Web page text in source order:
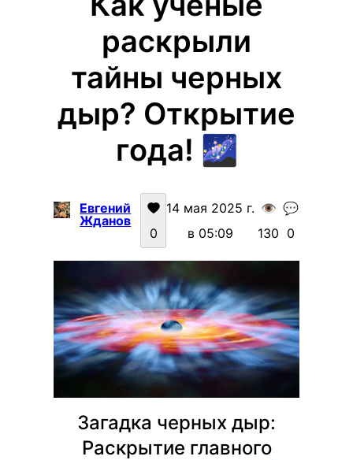
раскрыли
тайны черных
дыр? Открытие
года! 🌌
Евгений
Жданов
0
14 мая 2025 г.
в 05:09
👁️
130
💬
0
Загадка черных дыр:
Раскрытие главного